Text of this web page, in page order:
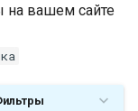
на вашем сайте